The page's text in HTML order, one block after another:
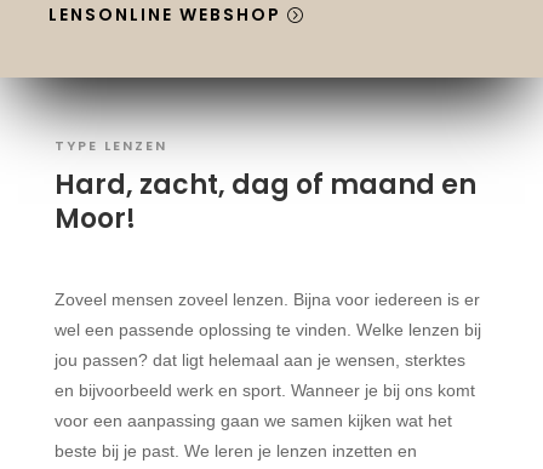
LENSONLINE WEBSHOP
TYPE LENZEN
Hard, zacht, dag of maand en
Moor!
Zoveel mensen zoveel lenzen. Bijna voor iedereen is er
wel een passende oplossing te vinden. Welke lenzen bij
jou passen? dat ligt helemaal aan je wensen, sterktes
en bijvoorbeeld werk en sport. Wanneer je bij ons komt
voor een aanpassing gaan we samen kijken wat het
beste bij je past. We leren je lenzen inzetten en